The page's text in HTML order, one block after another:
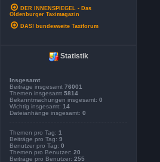
DER INNENSPIEGEL - Das
Oldenburger Taximagazin
DAS! bundesweite Taxiforum
Statistik
Insgesamt
Beiträge insgesamt 76001
Themen insgesamt 5814
Bekanntmachungen insgesamt: 0
Wichtig insgesamt: 14
Dateianhänge insgesamt: 0
Themen pro Tag: 1
Beiträge pro Tag: 9
Benutzer pro Tag: 0
Themen pro Benutzer: 20
Beiträge pro Benutzer: 255